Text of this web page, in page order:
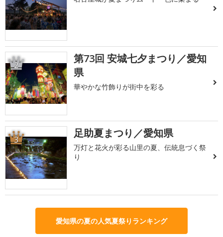
2
第73回 安城七夕まつり／愛知
県
華やかな竹飾りが街中を彩る
3 足助夏まつり／愛知県
万灯と花火が彩る山里の夏、伝統息づく祭
り
愛知県の夏の人気夏祭りランキング